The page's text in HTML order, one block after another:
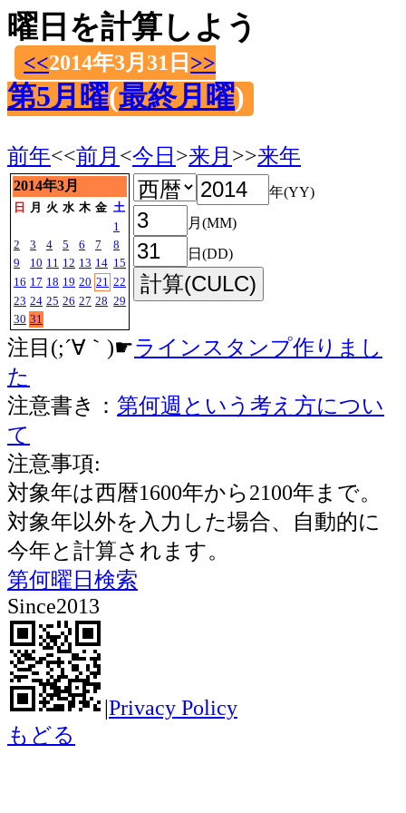
曜日を計算しよう
<<2014年3月31日 >>
第5月曜(最終月曜)
前年<<前月 <今日 >来月 >>来年
2014年3月
日 月 火 水 木 金 土
1
2
3 4 5 6 7
8
9
10 11 12 13 14 15
16 17 18 19 20 21 22
23 24 25 26 27 28 29
30 31
年(YY)
月(MM)
日(DD)
注目(;´∀｀)☛ラインスタンプ作りまし
た
注意書き： 第何週という考え方につい
て
注意事項:
対象年は西暦1600年から2100年まで。
対象年以外を入力した場合、自動的に
今年と計算されます。
第何曜日検索
Since2013
|Privacy Policy
もどる